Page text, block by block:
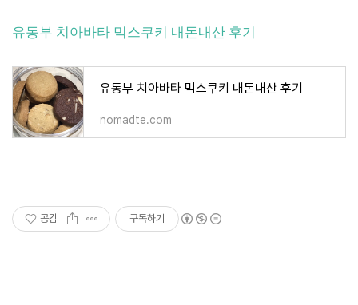
유동부 치아바타 믹스쿠키 내돈내산 후기
유동부 치아바타 믹스쿠키 내돈내산 후기
nomadte.com
공감 구독하기